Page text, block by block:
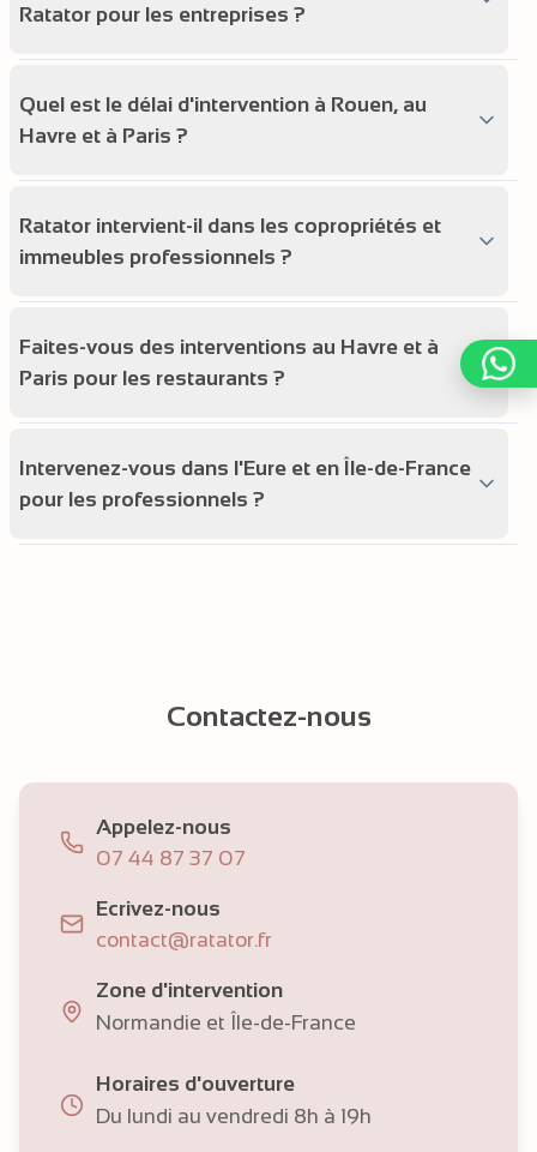
Ratator pour les entreprises ?
Quel est le délai d'intervention à Rouen, au
Havre et à Paris ?
Ratator intervient-il dans les copropriétés et
immeubles professionnels ?
Faites-vous des interventions au Havre et à
Paris pour les restaurants ?
Intervenez-vous dans l'Eure et en Île-de-France
pour les professionnels ?
Contactez-nous
Appelez-nous
07 44 87 37 07
Ecrivez-nous
contact@ratator.fr
Zone d'intervention
Normandie et Île-de-France
Horaires d'ouverture
Du lundi au vendredi 8h à 19h